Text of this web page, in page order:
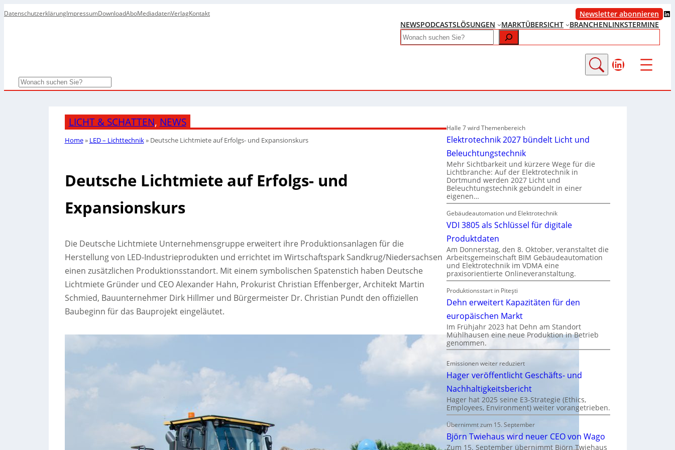
DatenschutzerklärungImpressumDownloadAboMediadatenVerlagKontakt Newsletter abonnieren LinkedIn
NEWSPODCASTSLÖSUNGEN MARKTÜBERSICHT BRANCHENLINKSTERMINE
Search
LinkedIn
Search
LICHT & SCHATTEN, NEWS
Home» LED – Lichttechnik» Deutsche Lichtmiete auf Erfolgs- und Expansionskurs
Deutsche Lichtmiete auf Erfolgs- und
Expansionskurs
Die Deutsche Lichtmiete Unternehmensgruppe erweitert ihre Produktionsanlagen für die
Herstellung von LED-Industrieprodukten und errichtet im Wirtschaftspark Sandkrug/Niedersachsen
einen zusätzlichen Produktionsstandort. Mit einem symbolischen Spatenstich haben Deutsche
Lichtmiete Gründer und CEO Alexander Hahn, Prokurist Christian Effenberger, Architekt Martin
Schmied, Bauunternehmer Dirk Hillmer und Bürgermeister Dr. Christian Pundt den offiziellen
Baubeginn für das Bauprojekt eingeläutet.
Halle 7 wird Themenbereich
Elektrotechnik 2027 bündelt Licht und
Beleuchtungstechnik
Mehr Sichtbarkeit und kürzere Wege für die
Lichtbranche: Auf der Elektrotechnik in
Dortmund werden 2027 Licht und
Beleuchtungstechnik gebündelt in einer
eigenen…
Gebäudeautomation und Elektrotechnik
VDI 3805 als Schlüssel für digitale
Produktdaten
Am Donnerstag, den 8. Oktober, veranstaltet die
Arbeitsgemeinschaft BIM Gebäudeautomation
und Elektrotechnik im VDMA eine
praxisorientierte Onlineveranstaltung.
Produktionsstart in Piteşti
Dehn erweitert Kapazitäten für den
europäischen Markt
Im Frühjahr 2023 hat Dehn am Standort
Mühlhausen eine neue Produktion in Betrieb
genommen.
Emissionen weiter reduziert
Hager veröffentlicht Geschäfts- und
Nachhaltigkeitsbericht
Hager hat 2025 seine E3-Strategie (Ethics,
Employees, Environment) weiter vorangetrieben.
Übernimmt zum 15. September
Björn Twiehaus wird neuer CEO von Wago
Zum 15. September übernimmt Björn Twiehaus